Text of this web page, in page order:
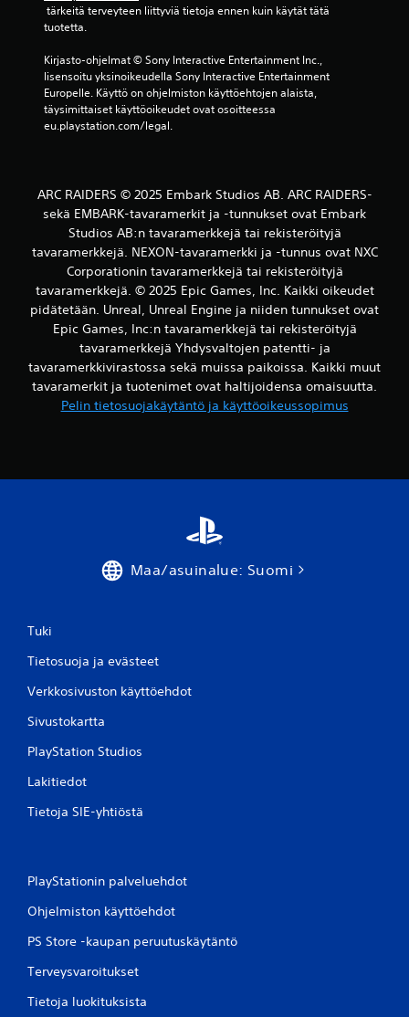
tuotetta.
Kirjasto-ohjelmat © Sony Interactive Entertainment Inc.,
lisensoitu yksinoikeudella Sony Interactive Entertainment
Europelle. Käyttö on ohjelmiston käyttöehtojen alaista,
täysimittaiset käyttöoikeudet ovat osoitteessa
eu.playstation.com/legal.
ARC RAIDERS © 2025 Embark Studios AB. ARC RAIDERS-
sekä EMBARK-tavaramerkit ja -tunnukset ovat Embark
Studios AB:n tavaramerkkejä tai rekisteröityjä
tavaramerkkejä. NEXON-tavaramerkki ja -tunnus ovat NXC
Corporationin tavaramerkkejä tai rekisteröityjä
tavaramerkkejä. © 2025 Epic Games, Inc. Kaikki oikeudet
pidätetään. Unreal, Unreal Engine ja niiden tunnukset ovat
Epic Games, Inc:n tavaramerkkejä tai rekisteröityjä
tavaramerkkejä Yhdysvaltojen patentti- ja
tavaramerkkivirastossa sekä muissa paikoissa. Kaikki muut
tavaramerkit ja tuotenimet ovat haltijoidensa omaisuutta.
Pelin tietosuojakäytäntö ja käyttöoikeussopimus
Maa/asuinalue: Suomi
Tuki
Tietosuoja ja evästeet
Verkkosivuston käyttöehdot
Sivustokartta
PlayStation Studios
Lakitiedot
Tietoja SIE-yhtiöstä
PlayStationin palveluehdot
Ohjelmiston käyttöehdot
PS Store -kaupan peruutuskäytäntö
Terveysvaroitukset
Tietoja luokituksista